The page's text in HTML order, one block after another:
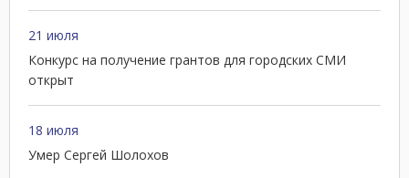
21 июля
Конкурс на получение грантов для городских СМИ
открыт
18 июля
Умер Сергей Шолохов